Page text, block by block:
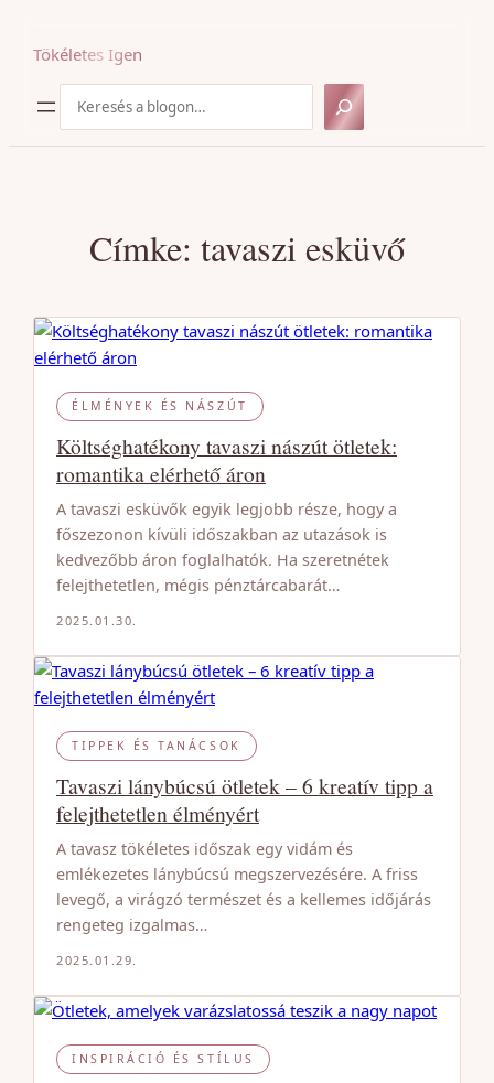
Tökéletes Igen
Címke: tavaszi esküvő
ÉLMÉNYEK ÉS NÁSZÚT
Költséghatékony tavaszi nászút ötletek:
romantika elérhető áron
A tavaszi esküvők egyik legjobb része, hogy a
főszezonon kívüli időszakban az utazások is
kedvezőbb áron foglalhatók. Ha szeretnétek
felejthetetlen, mégis pénztárcabarát…
2025.01.30.
TIPPEK ÉS TANÁCSOK
Tavaszi lánybúcsú ötletek – 6 kreatív tipp a
felejthetetlen élményért
A tavasz tökéletes időszak egy vidám és
emlékezetes lánybúcsú megszervezésére. A friss
levegő, a virágzó természet és a kellemes időjárás
rengeteg izgalmas…
2025.01.29.
INSPIRÁCIÓ ÉS STÍLUS